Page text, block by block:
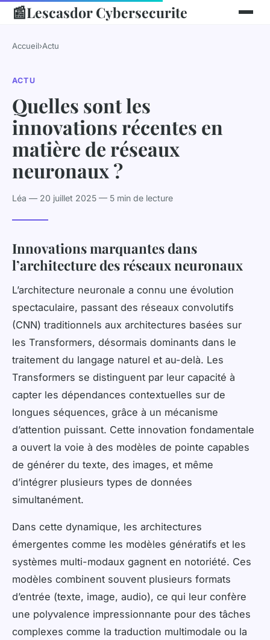
📰Lescasdor Cybersecurite
Accueil›Actu
ACTU
Quelles sont les
innovations récentes en
matière de réseaux
neuronaux ?
Léa — 20 juillet 2025 — 5 min de lecture
Innovations marquantes dans
l’architecture des réseaux neuronaux
L’architecture neuronale a connu une évolution
spectaculaire, passant des réseaux convolutifs
(CNN) traditionnels aux architectures basées sur
les Transformers, désormais dominants dans le
traitement du langage naturel et au-delà. Les
Transformers se distinguent par leur capacité à
capter les dépendances contextuelles sur de
longues séquences, grâce à un mécanisme
d’attention puissant. Cette innovation fondamentale
a ouvert la voie à des modèles de pointe capables
de générer du texte, des images, et même
d’intégrer plusieurs types de données
simultanément.
Dans cette dynamique, les architectures
émergentes comme les modèles génératifs et les
systèmes multi-modaux gagnent en notoriété. Ces
modèles combinent souvent plusieurs formats
d’entrée (texte, image, audio), ce qui leur confère
une polyvalence impressionnante pour des tâches
complexes comme la traduction multimodale ou la